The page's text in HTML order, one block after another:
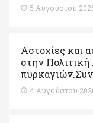
5 Αυγούστου
Αστοχίες και
στην
4 Αυγούστου